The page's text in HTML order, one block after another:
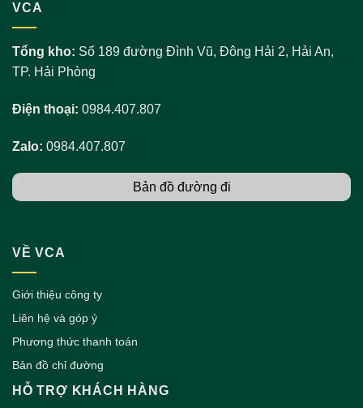
VCA
Tổng kho: Số 189 đường Đình Vũ, Đông Hải 2, Hải An,
TP. Hải Phòng
Điện thoại: 0984.407.807
Zalo: 0984.407.807
Bản đồ đường đi
VỀ VCA
Giới thiệu công ty
Liên hệ và góp ý
Phương thức thanh toán
Bản đồ chỉ đường
HỖ TRỢ KHÁCH HÀNG